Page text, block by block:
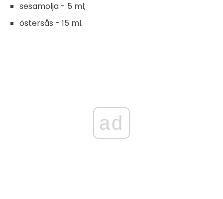
sesamolja - 5 ml;
östersås - 15 ml.
ad